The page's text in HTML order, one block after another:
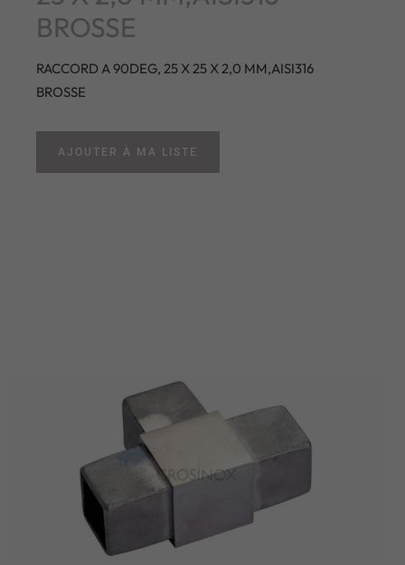
BROSSE
RACCORD A 90DEG, 25 X 25 X 2,0 MM,AISI316
BROSSE
AJOUTER À MA LISTE